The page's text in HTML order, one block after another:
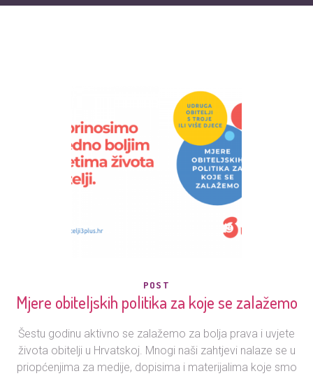
POST
Mjere obiteljskih politika za koje se zalažemo
Šestu godinu aktivno se zalažemo za bolja prava i uvjete
života obitelji u Hrvatskoj. Mnogi naši zahtjevi nalaze se u
priopćenjima za medije, dopisima i materijalima koje smo